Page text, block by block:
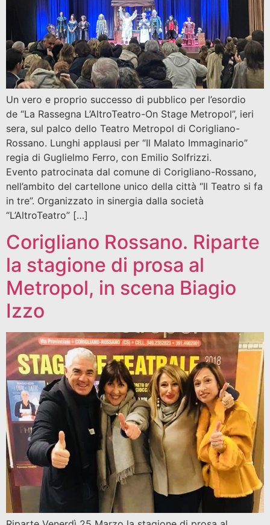
Un vero e proprio successo di pubblico per l’esordio
de “La Rassegna L’AltroTeatro-On Stage Metropol”, ieri
sera, sul palco dello Teatro Metropol di Corigliano-
Rossano. Lunghi applausi per “Il Malato Immaginario”
regia di Guglielmo Ferro, con Emilio Solfrizzi.
Evento patrocinata dal comune di Corigliano-Rossano,
nell’ambito del cartellone unico della città “Il Teatro si fa
in tre”. Organizzato in sinergia dalla società
“L’AltroTeatro” […]
Corigliano Rossano. Riparte
la stagione di prosa al
Metropol, in scena Biagio
Izzo